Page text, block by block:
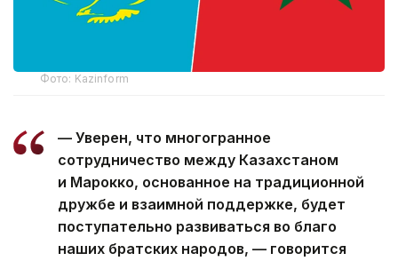
Фото: Kazinform
— Уверен, что многогранное
сотрудничество между Казахстаном
и Марокко, основанное на традиционной
дружбе и взаимной поддержке, будет
поступательно развиваться во благо
наших братских народов, — говорится